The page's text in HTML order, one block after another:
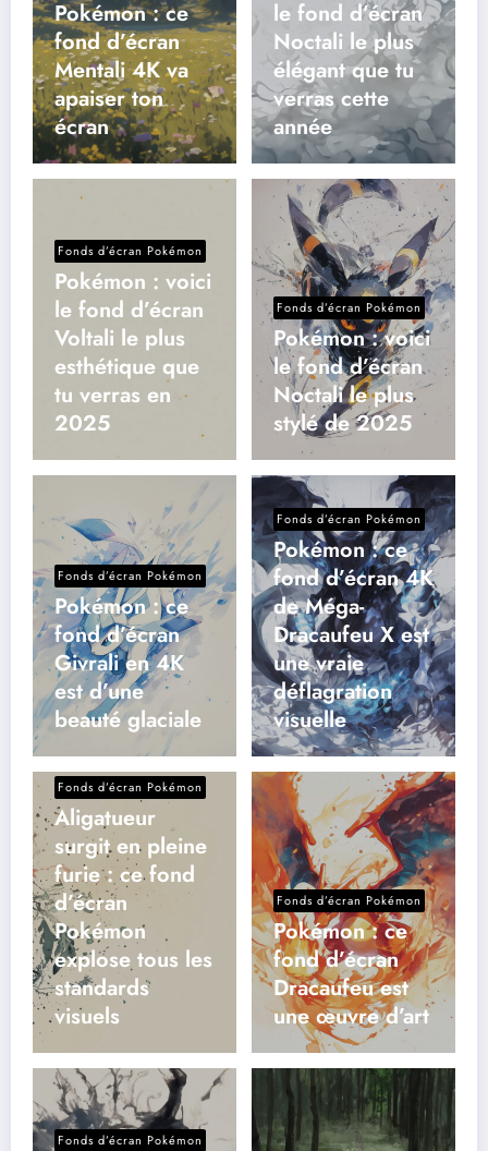
Pokémon : ce
fond d’écran
Mentali 4K va
apaiser ton
écran
le fond d’écran
Noctali le plus
élégant que tu
verras cette
année
Fonds d’écran Pokémon
Pokémon : voici
le fond d’écran
Voltali le plus
esthétique que
tu verras en
2025
Fonds d’écran Pokémon
Pokémon : voici
le fond d’écran
Noctali le plus
stylé de 2025
Fonds d’écran Pokémon
Pokémon : ce
fond d’écran
Givrali en 4K
est d’une
beauté glaciale
Fonds d’écran Pokémon
Pokémon : ce
fond d’écran 4K
de Méga-
Dracaufeu X est
une vraie
déflagration
visuelle
Fonds d’écran Pokémon
Aligatueur
surgit en pleine
furie : ce fond
d’écran
Pokémon
explose tous les
standards
visuels
Fonds d’écran Pokémon
Pokémon : ce
fond d’écran
Dracaufeu est
une œuvre d’art
Fonds d’écran Pokémon